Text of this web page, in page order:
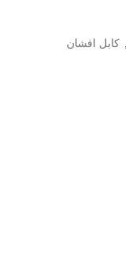
کابل افشان